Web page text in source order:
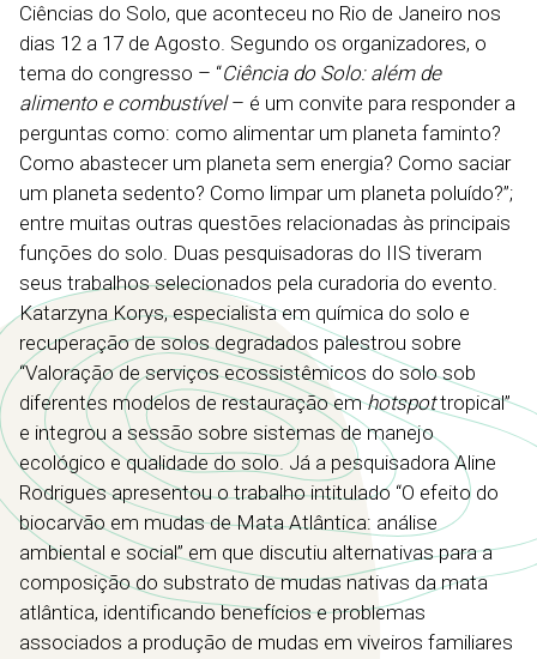
Ciências do Solo, que aconteceu no Rio de Janeiro nos
dias 12 a 17 de Agosto. Segundo os organizadores, o
tema do congresso – “Ciência do Solo: além de
alimento e combustível– é um convite para responder a
perguntas como: como alimentar um planeta faminto?
Como abastecer um planeta sem energia? Como saciar
um planeta sedento? Como limpar um planeta poluído?”;
entre muitas outras questões relacionadas às principais
funções do solo. Duas pesquisadoras do IIS tiveram
seus trabalhos selecionados pela curadoria do evento.
Katarzyna Korys, especialista em química do solo e
recuperação de solos degradados palestrou sobre
“Valoração de serviços ecossistêmicos do solo sob
diferentes modelos de restauração emhotspottropical”
e integrou a sessão sobre sistemas de manejo
ecológico e qualidade do solo. Já a pesquisadora Aline
Rodrigues apresentou o trabalho intitulado “O efeito do
biocarvão em mudas de Mata Atlântica: análise
ambiental e social” em que discutiu alternativas para a
composição do substrato de mudas nativas da mata
atlântica, identificando benefícios e problemas
associados a produção de mudas em viveiros familiares